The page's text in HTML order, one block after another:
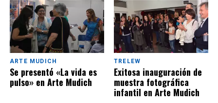
ARTE MUDICH
Se presentó «La vida es
pulso» en Arte Mudich
TRELEW
Exitosa inauguración de
muestra fotográfica
infantil en Arte Mudich